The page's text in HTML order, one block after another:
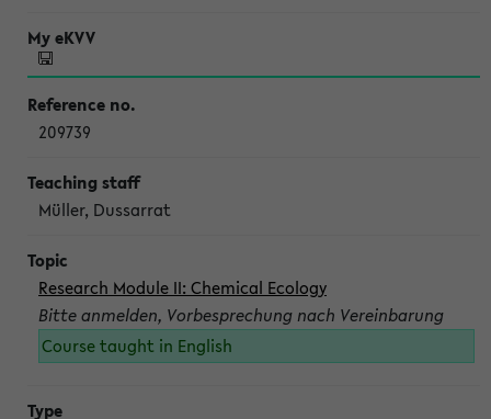
209739
Müller, Dussarrat
Research Module II: Chemical Ecology
Bitte anmelden, Vorbesprechung nach Vereinbarung
Course taught in English